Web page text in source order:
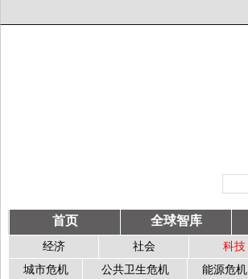
首页 全球智库
经济 社会 科技
城市危机
公共卫生危机 能源危机